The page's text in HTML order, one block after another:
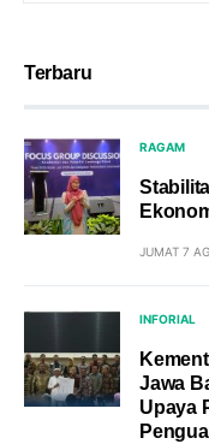
Terbaru
RAGAM
JUMAT 7
INFORIAL
Jawa
Upaya